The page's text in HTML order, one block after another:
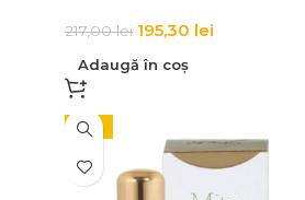
217,00lei 195,30 lei
Adaugă în coș
-15%